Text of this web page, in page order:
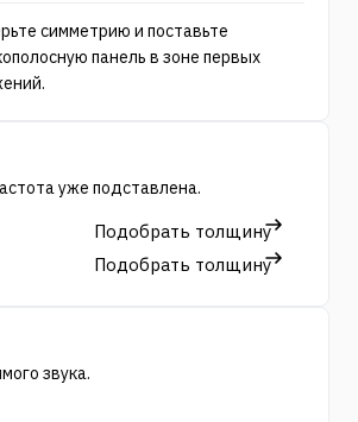
симметрию и поставьте
панель в зоне первых
уже подставлена.
Подобрать толщину
Подобрать толщину
звука.